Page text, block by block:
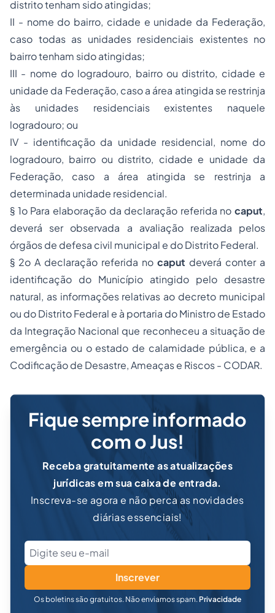
distrito tenham sido atingidas;
II - nome do bairro, cidade e unidade da Federação,
caso todas as unidades residenciais existentes no
bairro tenham sido atingidas;
III - nome do logradouro, bairro ou distrito, cidade e
unidade da Federação, caso a área atingida se restrinja
às unidades residenciais existentes naquele
logradouro; ou
IV - identificação da unidade residencial, nome do
logradouro, bairro ou distrito, cidade e unidade da
Federação, caso a área atingida se restrinja a
determinada unidade residencial.
§ 1o Para elaboração da declaração referida no caput,
deverá ser observada a avaliação realizada pelos
órgãos de defesa civil municipal e do Distrito Federal.
§ 2o A declaração referida no caput deverá conter a
identificação do Município atingido pelo desastre
natural, as informações relativas ao decreto municipal
ou do Distrito Federal e à portaria do Ministro de Estado
da Integração Nacional que reconheceu a situação de
emergência ou o estado de calamidade pública, e a
Codificação de Desastre, Ameaças e Riscos - CODAR.
Fique sempre informado
com o Jus!
Receba gratuitamente as atualizações
jurídicas em sua caixa de entrada.
Inscreva-se agora e não perca as novidades
diárias essenciais!
Inscrever
Os boletins são gratuitos. Não enviamos spam. Privacidade